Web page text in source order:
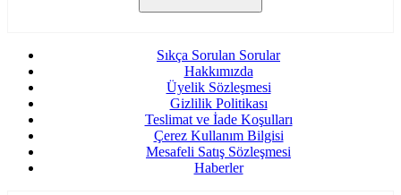
Sıkça Sorulan Sorular
Hakkımızda
Üyelik Sözleşmesi
Gizlilik Politikası
Teslimat ve İade Koşulları
Çerez Kullanım Bilgisi
Mesafeli Satış Sözleşmesi
Haberler